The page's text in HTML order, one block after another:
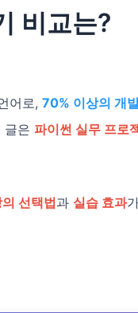
비교는?
어로, 70% 이상의 개
글은 파이썬 실무 프로
선택법과 실습 효과